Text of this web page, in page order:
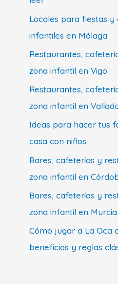
Locales para fiestas y
infantiles en Málaga
Restaurantes,
zona infantil en Vigo
Restaurantes,
zona infantil en
Ideas para hacer tus
casa con niños
Bares, cafeterías y
zona infantil en
Bares, cafeterías y
zona infantil en Murcia
Cómo jugar a La Oca
beneficios y reglas